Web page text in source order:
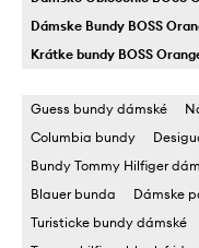
Dámske Bundy BOSS
Krátke bundy BOSS
Guess bundy dámské
Columbia bundy
Bundy Tommy Hilfiger
Blauer bunda
Dámske
Turisticke bundy dámské